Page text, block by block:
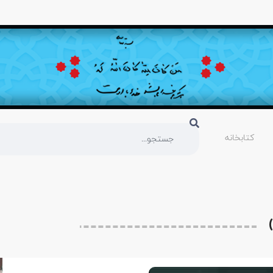
کتابخانه